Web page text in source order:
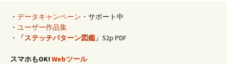
・ データキャンペーン ・サポート中
・ ユーザー作品集
・『ステッチパターン図鑑』52p PDF
スマホもOK! Webツール